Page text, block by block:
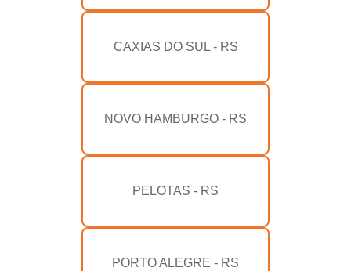
CAXIAS DO SUL - RS
NOVO HAMBURGO - RS
PELOTAS - RS
PORTO ALEGRE - RS